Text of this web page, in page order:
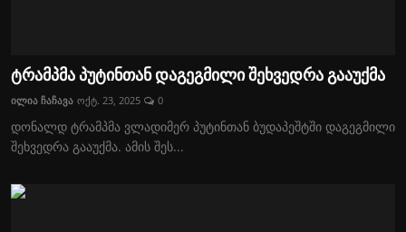
ტრამპმა პუტინთან დაგეგმილი შეხვედრა გააუქმა
ილია ჩაჩავა ოქტ. 23, 2025 0
დონალდ ტრამპმა ვლადიმერ პუტინთან ბუდაპეშტში დაგეგმილი
შეხვედრა გააუქმა. ამის შეს...